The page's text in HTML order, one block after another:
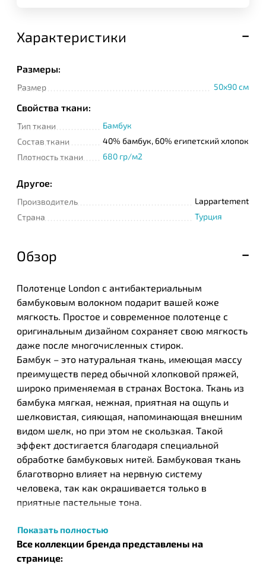
Характеристики
Размеры:
Размер 50x90 см
Свойства ткани:
Тип ткани
Бамбук
Состав ткани
40% бамбук, 60% египетский хлопок
Плотность ткани
680 гр/м2
Другое:
Производитель
Lappartement
Страна
Турция
Обзор
Полотенце London с антибактериальным
бамбуковым волокном подарит вашей коже
мягкость. Простое и современное полотенце с
оригинальным дизайном сохраняет свою мягкость
даже после многочисленных стирок.
Бамбук – это натуральная ткань, имеющая массу
преимуществ перед обычной хлопковой пряжей,
широко применяемая в странах Востока. Ткань из
бамбука мягкая, нежная, приятная на ощупь и
шелковистая, сияющая, напоминающая внешним
видом шелк, но при этом не скользкая. Такой
эффект достигается благодаря специальной
обработке бамбуковых нитей. Бамбуковая ткань
благотворно влияет на нервную систему
человека, так как окрашивается только в
приятные пастельные тона.
Турецкий текстильный бренд Lappartement смело
отошел от классического представления
Показать полностью
Все коллекции бренда представлены на
странице: